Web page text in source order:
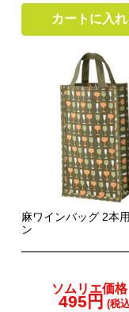
カートに入
麻ワインバッグ 2本
ン
ソムリエ価格
495円 (税